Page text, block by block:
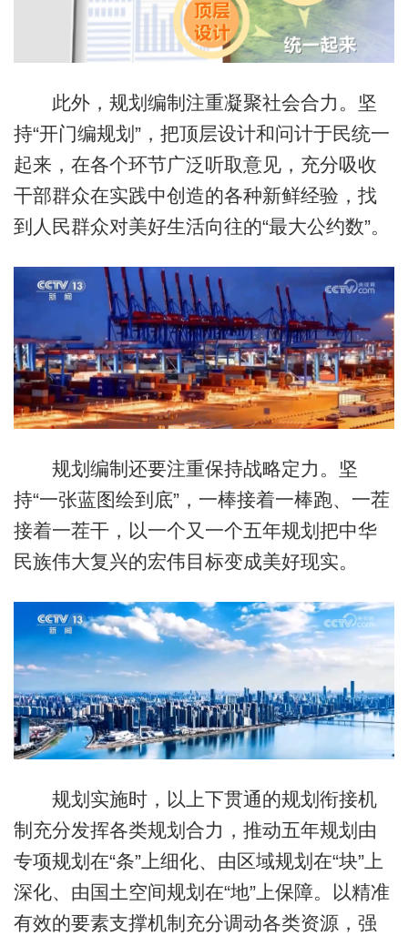
此外，规划编制注重凝聚社会合力。坚
持“开门编规划”，把顶层设计和问计于民统一
起来，在各个环节广泛听取意见，充分吸收
干部群众在实践中创造的各种新鲜经验，找
到人民群众对美好生活向往的“最大公约数”。
规划编制还要注重保持战略定力。坚
持“一张蓝图绘到底”，一棒接着一棒跑、一茬
接着一茬干，以一个又一个五年规划把中华
民族伟大复兴的宏伟目标变成美好现实。
规划实施时，以上下贯通的规划衔接机
制充分发挥各类规划合力，推动五年规划由
专项规划在“条”上细化、由区域规划在“块”上
深化、由国土空间规划在“地”上保障。以精准
有效的要素支撑机制充分调动各类资源，强